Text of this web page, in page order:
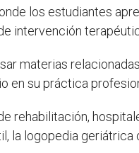
los estudiantes
intervención
materias
en su práctica
rehabilitación,
la logopedia